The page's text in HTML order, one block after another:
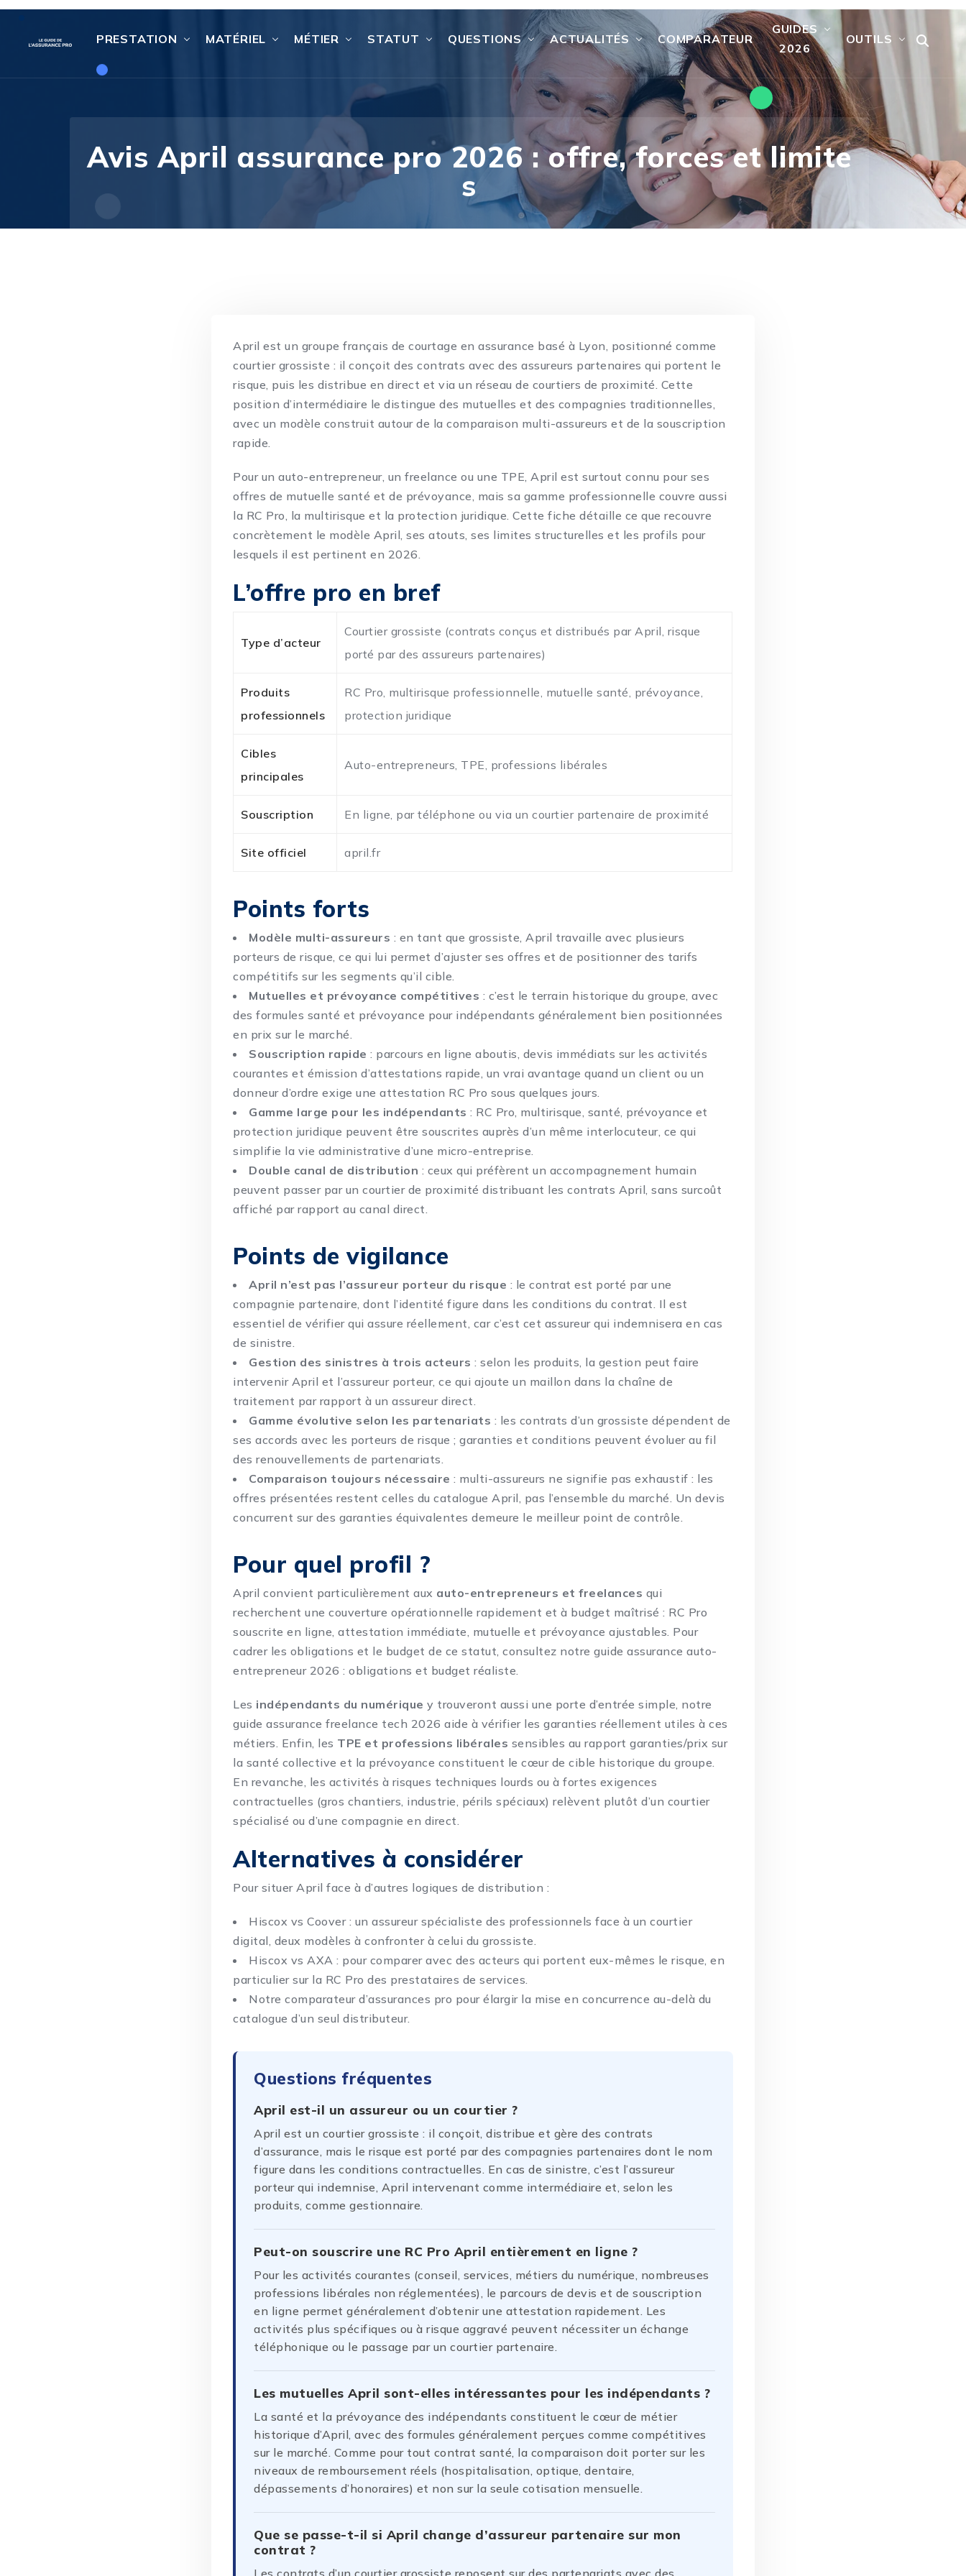
PRESTATION MATÉRIEL MÉTIER STATUT QUESTIONS ACTUALITÉS COMPARATEUR
GUIDES
2026
OUTILS
Avis April assurance pro 2026 : offre, forces et limite
s
April est un groupe français de courtage en assurance basé à Lyon, positionné comme
courtier grossiste : il conçoit des contrats avec des assureurs partenaires qui portent le
risque, puis les distribue en direct et via un réseau de courtiers de proximité. Cette
position d’intermédiaire le distingue des mutuelles et des compagnies traditionnelles,
avec un modèle construit autour de la comparaison multi-assureurs et de la souscription
rapide.
Pour un auto-entrepreneur, un freelance ou une TPE, April est surtout connu pour ses
offres de mutuelle santé et de prévoyance, mais sa gamme professionnelle couvre aussi
la RC Pro, la multirisque et la protection juridique. Cette fiche détaille ce que recouvre
concrètement le modèle April, ses atouts, ses limites structurelles et les profils pour
lesquels il est pertinent en 2026.
L’offre pro en bref
Type d’acteur
Courtier grossiste (contrats conçus et distribués par April, risque
porté par des assureurs partenaires)
Produits
professionnels
RC Pro, multirisque professionnelle, mutuelle santé, prévoyance,
protection juridique
Cibles
principales
Auto-entrepreneurs, TPE, professions libérales
Souscription En ligne, par téléphone ou via un courtier partenaire de proximité
Site officiel april.fr
Points forts
Modèle multi-assureurs : en tant que grossiste, April travaille avec plusieurs
porteurs de risque, ce qui lui permet d’ajuster ses offres et de positionner des tarifs
compétitifs sur les segments qu’il cible.
Mutuelles et prévoyance compétitives : c’est le terrain historique du groupe, avec
des formules santé et prévoyance pour indépendants généralement bien positionnées
en prix sur le marché.
Souscription rapide : parcours en ligne aboutis, devis immédiats sur les activités
courantes et émission d’attestations rapide, un vrai avantage quand un client ou un
donneur d’ordre exige une attestation RC Pro sous quelques jours.
Gamme large pour les indépendants : RC Pro, multirisque, santé, prévoyance et
protection juridique peuvent être souscrites auprès d’un même interlocuteur, ce qui
simplifie la vie administrative d’une micro-entreprise.
Double canal de distribution : ceux qui préfèrent un accompagnement humain
peuvent passer par un courtier de proximité distribuant les contrats April, sans surcoût
affiché par rapport au canal direct.
Points de vigilance
April n’est pas l’assureur porteur du risque : le contrat est porté par une
compagnie partenaire, dont l’identité figure dans les conditions du contrat. Il est
essentiel de vérifier qui assure réellement, car c’est cet assureur qui indemnisera en cas
de sinistre.
Gestion des sinistres à trois acteurs : selon les produits, la gestion peut faire
intervenir April et l’assureur porteur, ce qui ajoute un maillon dans la chaîne de
traitement par rapport à un assureur direct.
Gamme évolutive selon les partenariats : les contrats d’un grossiste dépendent de
ses accords avec les porteurs de risque ; garanties et conditions peuvent évoluer au fil
des renouvellements de partenariats.
Comparaison toujours nécessaire : multi-assureurs ne signifie pas exhaustif : les
offres présentées restent celles du catalogue April, pas l’ensemble du marché. Un devis
concurrent sur des garanties équivalentes demeure le meilleur point de contrôle.
Pour quel profil ?
April convient particulièrement aux auto-entrepreneurs et freelances qui
recherchent une couverture opérationnelle rapidement et à budget maîtrisé : RC Pro
souscrite en ligne, attestation immédiate, mutuelle et prévoyance ajustables. Pour
cadrer les obligations et le budget de ce statut, consultez notre guideassurance auto-
entrepreneur 2026 : obligations et budget réaliste.
Les indépendants du numérique y trouveront aussi une porte d’entrée simple, notre
guide assurance freelance tech 2026 aide à vérifier les garanties réellement utiles à ces
métiers. Enfin, les TPE et professions libérales sensibles au rapport garanties/prix sur
la santé collective et la prévoyance constituent le cœur de cible historique du groupe.
En revanche, les activités à risques techniques lourds ou à fortes exigences
contractuelles (gros chantiers, industrie, périls spéciaux) relèvent plutôt d’un courtier
spécialisé ou d’une compagnie en direct.
Alternatives à considérer
Pour situer April face à d’autres logiques de distribution :
Hiscox vs Coover: un assureur spécialiste des professionnels face à un courtier
digital, deux modèles à confronter à celui du grossiste.
Hiscox vs AXA : pour comparer avec des acteurs qui portent eux-mêmes le risque, en
particulier sur la RC Pro des prestataires de services.
Notrecomparateur d’assurances pro pour élargir la mise en concurrence au-delà du
catalogue d’un seul distributeur.
Questions fréquentes
April est-il un assureur ou un courtier ?
April est un courtier grossiste : il conçoit, distribue et gère des contrats
d’assurance, mais le risque est porté par des compagnies partenaires dont le nom
figure dans les conditions contractuelles. En cas de sinistre, c’est l’assureur
porteur qui indemnise, April intervenant comme intermédiaire et, selon les
produits, comme gestionnaire.
Peut-on souscrire une RC Pro April entièrement en ligne ?
Pour les activités courantes (conseil, services, métiers du numérique, nombreuses
professions libérales non réglementées), le parcours de devis et de souscription
en ligne permet généralement d’obtenir une attestation rapidement. Les
activités plus spécifiques ou à risque aggravé peuvent nécessiter un échange
téléphonique ou le passage par un courtier partenaire.
Les mutuelles April sont-elles intéressantes pour les indépendants ?
La santé et la prévoyance des indépendants constituent le cœur de métier
historique d’April, avec des formules généralement perçues comme compétitives
sur le marché. Comme pour tout contrat santé, la comparaison doit porter sur les
niveaux de remboursement réels (hospitalisation, optique, dentaire,
dépassements d’honoraires) et non sur la seule cotisation mensuelle.
Que se passe-t-il si April change d’assureur partenaire sur mon
contrat ?